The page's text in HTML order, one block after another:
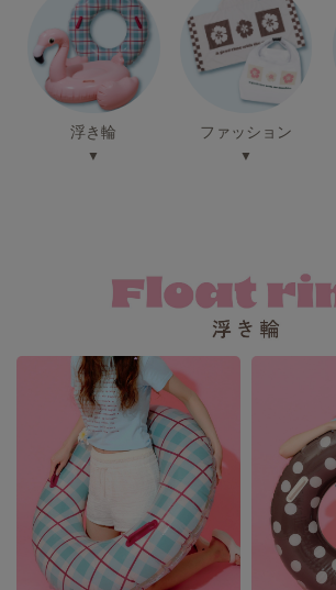
浮き輪 ファッション